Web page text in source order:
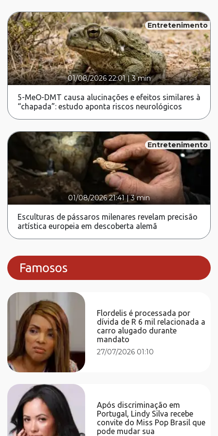
Entretenimento
01/08/2026 22:01|3 min
5-MeO-DMT causa alucinações e efeitos similares à
“chapada”: estudo aponta riscos neurológicos
Entretenimento
01/08/2026 21:41 |3 min
Esculturas de pássaros milenares revelam precisão
artística europeia em descoberta alemã
Famosos
Flordelis é processada por
dívida de R 6 mil relacionada a
carro alugado durante
mandato
27/07/2026 01:10
Após discriminação em
Portugal, Lindy Silva recebe
convite do Miss Pop Brasil que
pode mudar sua